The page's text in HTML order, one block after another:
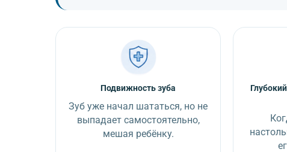
Подвижность зуба
Зуб уже начал шататься, но не
выпадает самостоятельно,
мешая ребёнку.